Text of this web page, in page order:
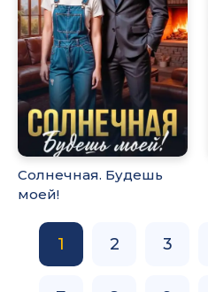
Солнечная. Будешь
моей!
1 2 3